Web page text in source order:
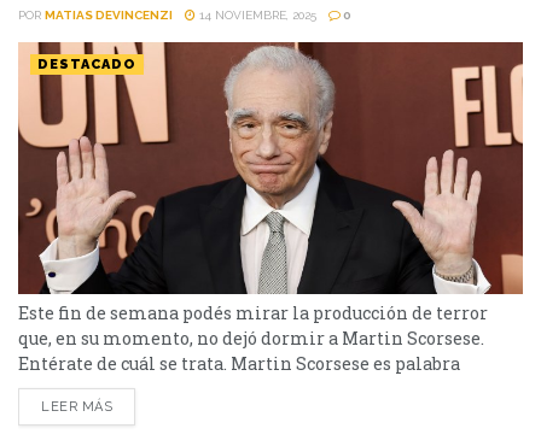
POR MATIAS DEVINCENZI 14 NOVIEMBRE, 2025 0
DESTACADO
Este fin de semana podés mirar la producción de terror
que, en su momento, no dejó dormir a Martin Scorsese.
Entérate de cuál se trata. Martin Scorsese es palabra
autorizada dentro del mundo del séptimo arte. El cineasta
encargado de producciones como Goodfellas, Taxi Driver y
LEER MÁS